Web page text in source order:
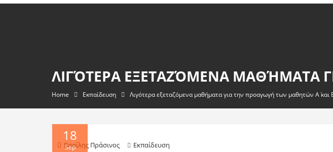
ΛΙΓΌΤΕΡΑ ΕΞΕΤΑΖΌΜΕΝΑ ΜΑΘΉΜΑΤΑ
Home Εκπαίδευση Λιγότερα εξεταζόμενα μαθήματα για την προαγωγή των μαθητών Α΄ και
18
Sep
Βασίλης Πράσινος Εκπαίδευση